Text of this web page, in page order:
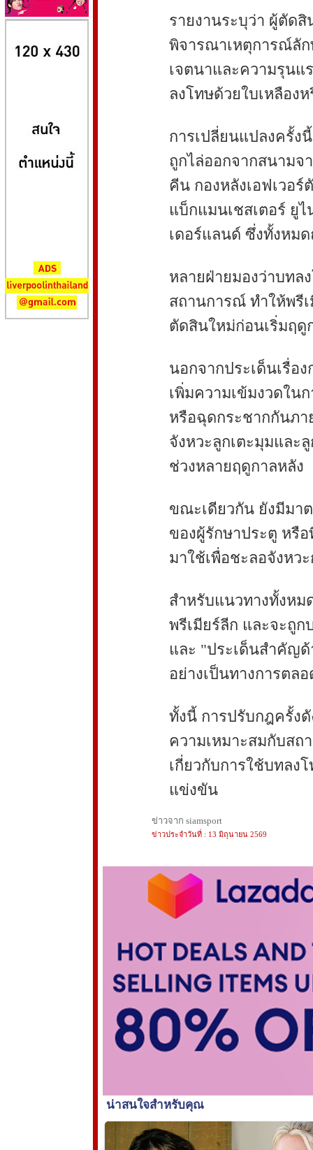
รายงานระบุว่า ผู้ตัด
พิจารณาเหตุการณ์ลัก
เจตนาและความรุนแ
ลงโทษด้วยใบเหลือง
การเปลี่ยนแปลงครั้ง
ถูกไล่ออกจากสนามจ
คีน กองหลังเอฟเวอ
แบ็กแมนเชสเตอร์ ยู
เดอร์แลนด์ ซึ่งทั้งหม
หลายฝ่ายมองว่าบทล
สถานการณ์ ทำให้พรี
ตัดสินใหม่ก่อนเริ่มฤดู
นอกจากประเด็นเรื่อ
เพิ่มความเข้มงวดใน
หรือฉุดกระชากกันภา
จังหวะลูกเตะมุมและ
ช่วงหลายฤดูกาลหลัง
ขณะเดียวกัน ยังมีมา
ของผู้รักษาประตู หรือ
มาใช้เพื่อชะลอจังหว
สำหรับแนวทางทั้งห
พรีเมียร์ลีก และจะถู
และ "ประเด็นสำคัญ
อย่างเป็นทางการตลอ
ทั้งนี้ การปรับกฎครั้ง
ความเหมาะสมกับสถ
เกี่ยวกับการใช้บทลง
แข่งขัน
ข่าวจาก siamsport
ข่าวประจำวันที่ : 13 มิถุนายน 2569